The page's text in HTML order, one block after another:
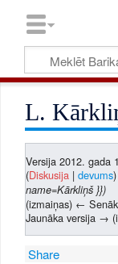
L.
Versija 2012.
(Diskusija |devums)
name=Kārkliņš }})
(izmaiņas) ←
Jaunāka versija →
Share